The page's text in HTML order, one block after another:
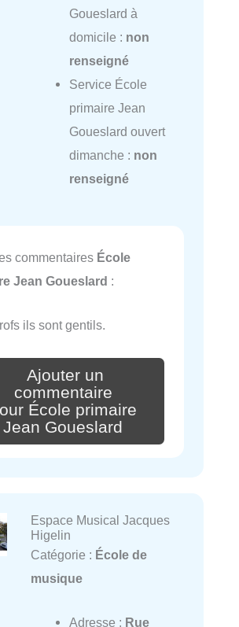
Goueslard à
domicile : non
renseigné
Service École
primaire Jean
Goueslard ouvert
dimanche : non
renseigné
commentaires École
Jean Goueslard :
ils sont gentils.
Ajouter un
commentaire
École primaire
Jean Goueslard
Espace Musical Jacques
Higelin
Catégorie : École de
musique
Adresse : Rue